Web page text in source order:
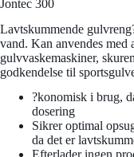
Jontec 300
Lavtskummende
vand. Kan anvendes med
gulvvaskemaskiner,
godkendelse til
?konomisk i brug,
dosering
Sikrer optimal
da det er